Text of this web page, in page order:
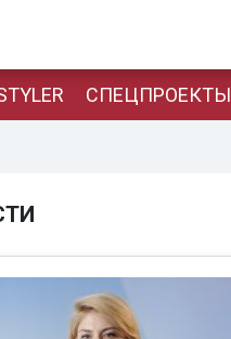
СПЕЦПРОЕКТЫ